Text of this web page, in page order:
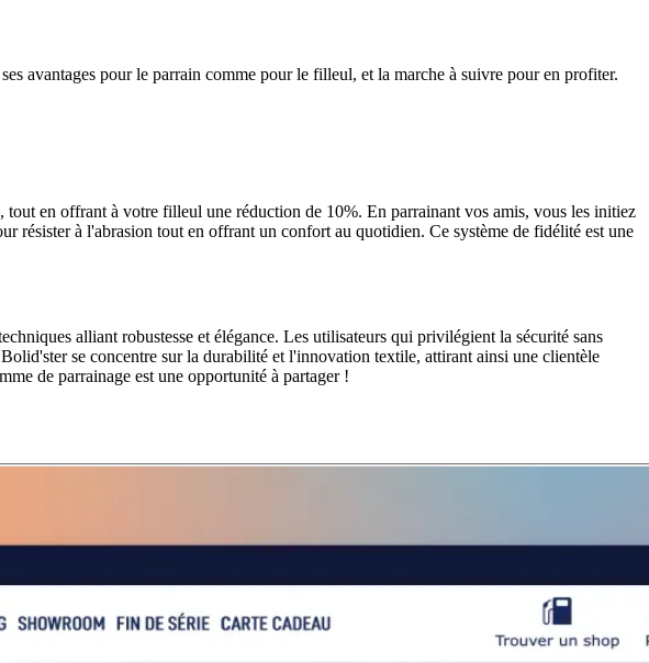
avantages pour le parrain comme pour le filleul, et la marche à suivre pour en profiter.
en offrant à votre filleul une réduction de 10%. En parrainant vos amis, vous les initiez
résister à l'abrasion tout en offrant un confort au quotidien. Ce système de fidélité est une
alliant robustesse et élégance. Les utilisateurs qui privilégient la sécurité sans
se concentre sur la durabilité et l'innovation textile, attirant ainsi une clientèle
de parrainage est une opportunité à partager !